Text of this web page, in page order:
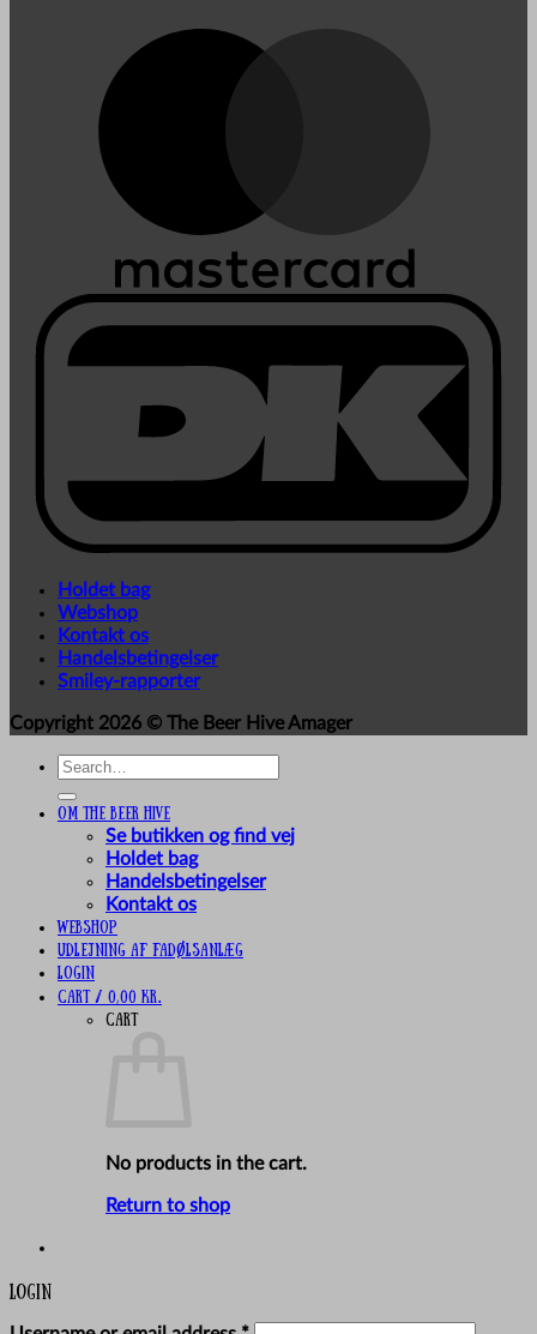
Holdet bag
Webshop
Kontakt os
Handelsbetingelser
Smiley-rapporter
Copyright 2026 © The Beer Hive Amager
Search
Om The Beer Hive
Se butikken og find vej
Holdet bag
Handelsbetingelser
Kontakt os
Webshop
UDLEJNING AF FADØLSANLÆG
Login
Cart / 0,00 kr.
Cart
No products in the cart.
Return to shop
Login